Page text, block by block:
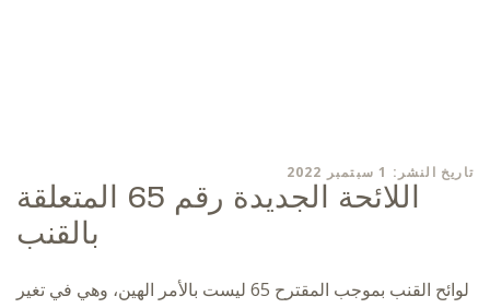
تاريخ النشر: 1 سبتمبر 2022
اللائحة الجديدة رقم 65 المتعلقة
بالقنب
لوائح القنب بموجب المقترح 65 ليست بالأمر الهين، وهي في تغير